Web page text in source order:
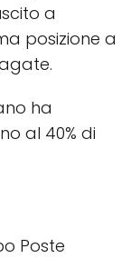
a
posizione a
ha
al 40% di
Poste